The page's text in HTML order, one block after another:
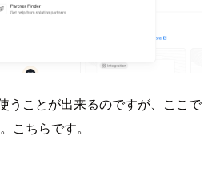
うことが出来るのですが、ここで
こちらです。